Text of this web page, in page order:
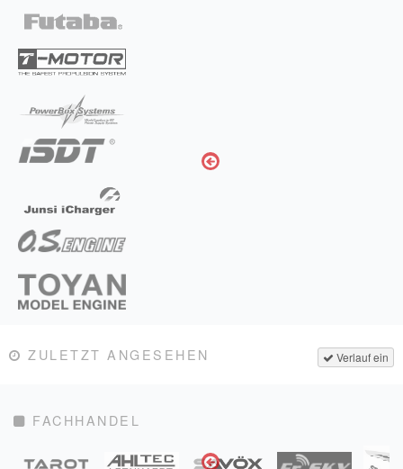
Unsere Philosophie
KONTAKT
MEIN KONTO
Verlauf ein
ZULETZT ANGESEHEN
FACHHANDEL